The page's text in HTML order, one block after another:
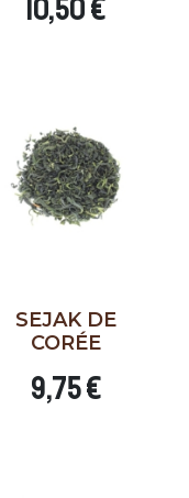
10,50 €
SEJAK DE
CORÉE
9,75 €